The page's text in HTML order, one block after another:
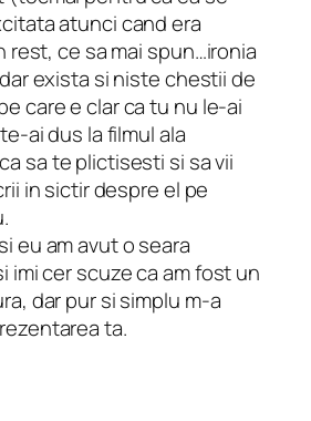
atunci cand era
rest, ce sa mai spun…ironia
exista si niste chestii de
care e clar ca tu nu le-ai
ai dus la filmul ala
sa te plictisesti si sa vii
in sictir despre el pe
eu am avut o seara
imi cer scuze ca am fost un
dar pur si simplu m-a
ta.